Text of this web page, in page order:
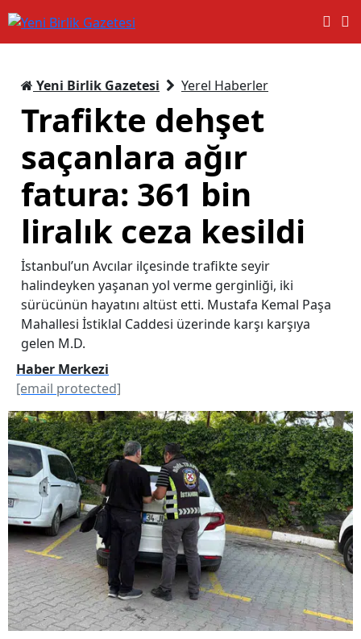
Yeni Birlik Gazetesi Yerel Haberler
Trafikte dehşet
saçanlara ağır
fatura: 361 bin
liralık ceza kesildi
İstanbul’un Avcılar ilçesinde trafikte seyir
halindeyken yaşanan yol verme gerginliği, iki
sürücünün hayatını altüst etti. Mustafa Kemal Paşa
Mahallesi İstiklal Caddesi üzerinde karşı karşıya
gelen M.D.
Haber Merkezi
[email protected]